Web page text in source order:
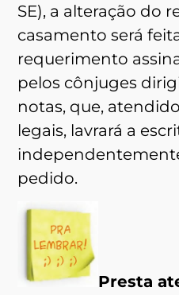
SE), a alteração do
casamento será
requerimento
pelos cônjuges
notas, que,
legais, lavrará a
pedido.
Presta